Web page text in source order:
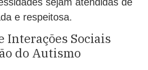
e respeitosa.
Interações Sociais
do Autismo